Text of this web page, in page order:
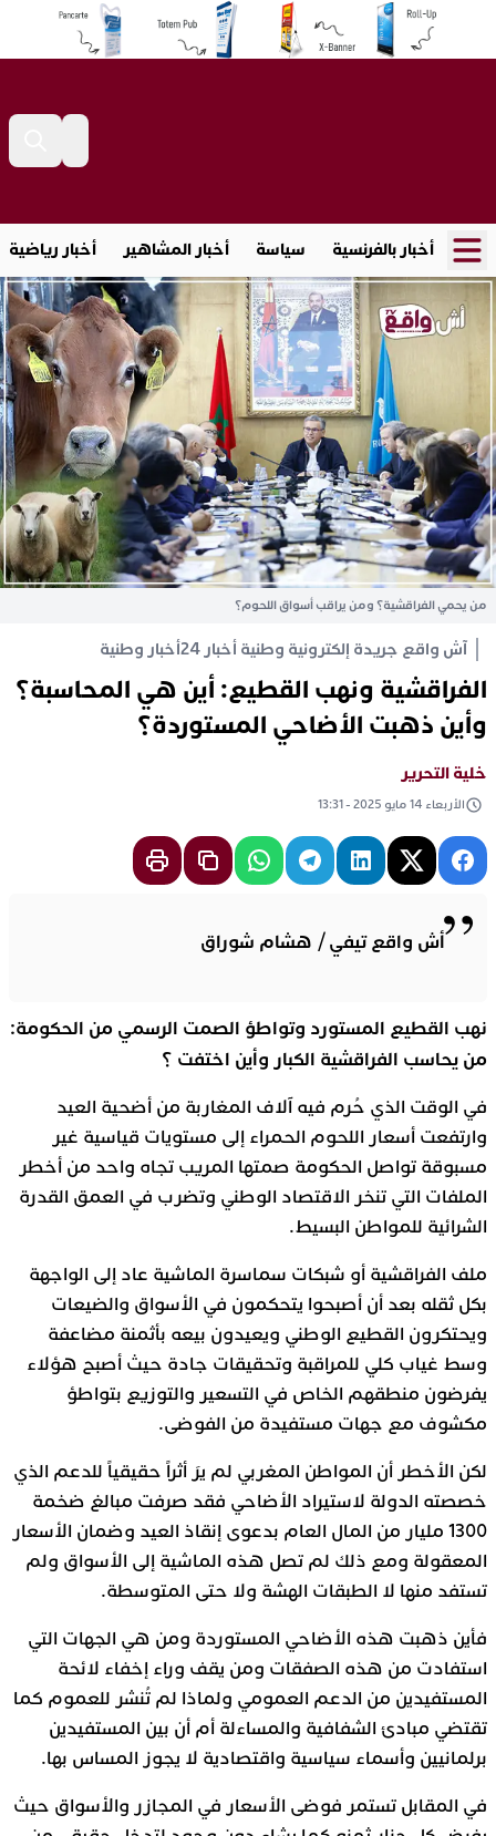
أخبار بالفرنسية سياسة أخبار المشاهير أخبار رياضية
آش واقع جريدة إلكترونية وطنية أخبار 24 أخبار وطنية
الفراقشية ونهب القطيع: أين هي المحاسبة؟
وأين ذهبت الأضاحي المستوردة؟
من يحمي الفراقشية؟ ومن يراقب أسواق اللحوم؟
خلية التحرير
الأربعاء 14 مايو 2025 - 13:31
أش واقع تيفي / هشام شوراق
نهب القطيع المستورد وتواطؤ الصمت الرسمي من الحكومة:
من يحاسب الفراقشية الكبار وأين اختفت ؟
في الوقت الذي حُرم فيه آلاف المغاربة من أضحية العيد
وارتفعت أسعار اللحوم الحمراء إلى مستويات قياسية غير
مسبوقة تواصل الحكومة صمتها المريب تجاه واحد من أخطر
الملفات التي تنخر الاقتصاد الوطني وتضرب في العمق القدرة
الشرائية للمواطن البسيط.
ملف الفراقشية أو شبكات سماسرة الماشية عاد إلى الواجهة
بكل ثقله بعد أن أصبحوا يتحكمون في الأسواق والضيعات
ويحتكرون القطيع الوطني ويعيدون بيعه بأثمنة مضاعفة
وسط غياب كلي للمراقبة وتحقيقات جادة حيث أصبح هؤلاء
يفرضون منطقهم الخاص في التسعير والتوزيع بتواطؤ
مكشوف مع جهات مستفيدة من الفوضى.
لكن الأخطر أن المواطن المغربي لم يرَ أثراً حقيقياً للدعم الذي
خصصته الدولة لاستيراد الأضاحي فقد صرفت مبالغ ضخمة
1300 مليار من المال العام بدعوى إنقاذ العيد وضمان الأسعار
المعقولة ومع ذلك لم تصل هذه الماشية إلى الأسواق ولم
تستفد منها لا الطبقات الهشة ولا حتى المتوسطة.
فأين ذهبت هذه الأضاحي المستوردة ومن هي الجهات التي
استفادت من هذه الصفقات ومن يقف وراء إخفاء لائحة
المستفيدين من الدعم العمومي ولماذا لم تُنشر للعموم كما
تقتضي مبادئ الشفافية والمساءلة أم أن بين المستفيدين
برلمانيين وأسماء سياسية واقتصادية لا يجوز المساس بها.
في المقابل تستمر فوضى الأسعار في المجازر والأسواق حيث